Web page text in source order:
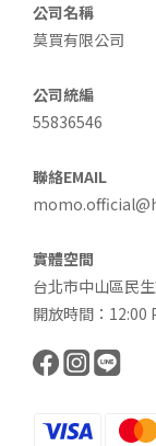
公司名稱
莫買有限公司
公司統編
55836546
聯絡EMAIL
實體空間
台北市中山區民
開放時間：12:00